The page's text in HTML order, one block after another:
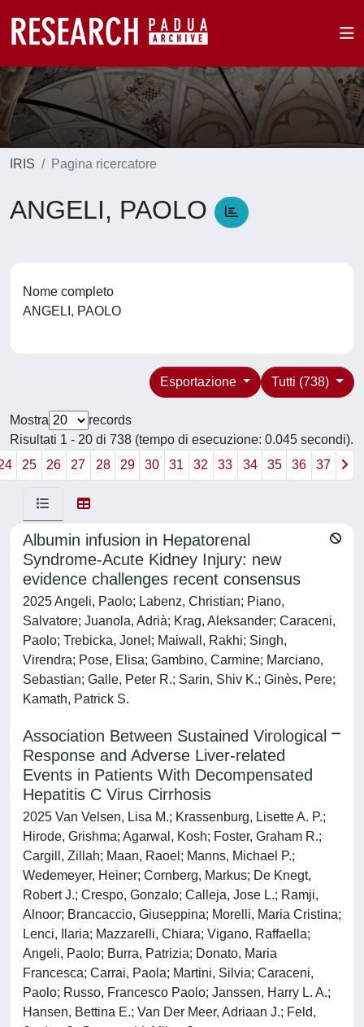
IRIS Pagina ricercatore
ANGELI, PAOLO
Nome completo
ANGELI, PAOLO
Tutti (738)
Esportazione
Mostra
records
Risultati 1 - 20 di 738 (tempo di esecuzione: 0.045 secondi).
25 26 27 28 29 30 31 32 33 34 35 36 37
Albumin infusion in Hepatorenal
Syndrome-Acute Kidney Injury: new
evidence challenges recent consensus
2025 Angeli, Paolo; Labenz, Christian; Piano,
Salvatore; Juanola, Adrià; Krag, Aleksander; Caraceni,
Paolo; Trebicka, Jonel; Maiwall, Rakhi; Singh,
Virendra; Pose, Elisa; Gambino, Carmine; Marciano,
Sebastian; Galle, Peter R.; Sarin, Shiv K.; Ginès, Pere;
Kamath, Patrick S.
Association Between Sustained Virological
Response and Adverse Liver-related
Events in Patients With Decompensated
Hepatitis C Virus Cirrhosis
2025 Van Velsen, Lisa M.; Krassenburg, Lisette A. P.;
Hirode, Grishma; Agarwal, Kosh; Foster, Graham R.;
Cargill, Zillah; Maan, Raoel; Manns, Michael P.;
Wedemeyer, Heiner; Cornberg, Markus; De Knegt,
Robert J.; Crespo, Gonzalo; Calleja, Jose L.; Ramji,
Alnoor; Brancaccio, Giuseppina; Morelli, Maria Cristina;
Lenci, Ilaria; Mazzarelli, Chiara; Vigano, Raffaella;
Angeli, Paolo; Burra, Patrizia; Donato, Maria
Francesca; Carrai, Paola; Martini, Silvia; Caraceni,
Paolo; Russo, Francesco Paolo; Janssen, Harry L. A.;
Hansen, Bettina E.; Van Der Meer, Adriaan J.; Feld,